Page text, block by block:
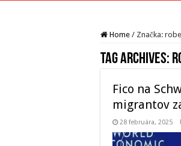
Home / Značka:
Tag Archives:
Fico na
migrantov
28 februára, 2025